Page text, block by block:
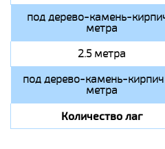
под дерево-камень-
метра
2.5 метра
под дерево-камень-кирпич
метра
Количество лаг